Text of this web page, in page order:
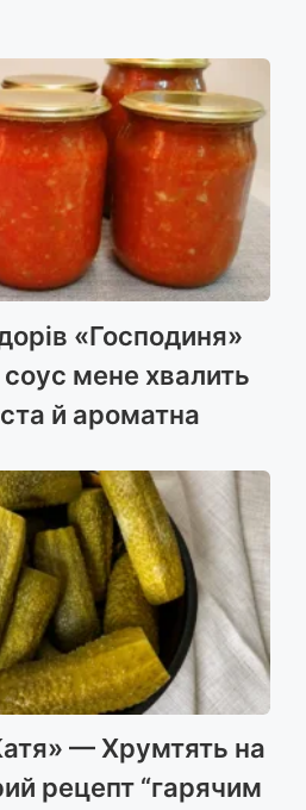
«Господиня»
мене хвалить
й ароматна
— Хрумтять на
рецепт “гарячим